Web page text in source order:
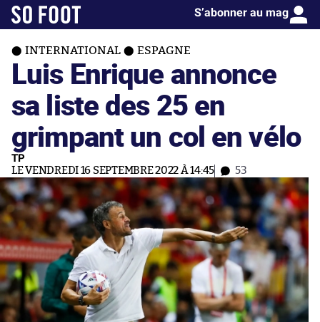
S’abonner au mag
INTERNATIONAL ESPAGNE
Luis Enrique annonce
sa liste des 25 en
grimpant un col en vélo
TP
LE VENDREDI 16 SEPTEMBRE 2022 À 14:45 53